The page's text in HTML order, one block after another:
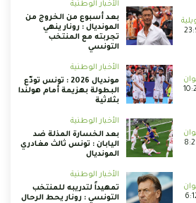
الأخبار الوطنية
بعد أسبوع من الخروج من
المونديال : رونار ينهي
تجربته مع المنتخب
التونسي
الأخبار الوطنية
مونديال 2026 : تونس تودّع
البطولة بهزيمة أمام هولندا
بثلاثية
الأخبار الوطنية
بعد الخسارة المذلة ضد
اليابان : تونس ثالث مغادري
المونديال
الأخبار الوطنية
تمهيداً لتدريبه للمنتخب
التونسي : رونار يحط الرحال